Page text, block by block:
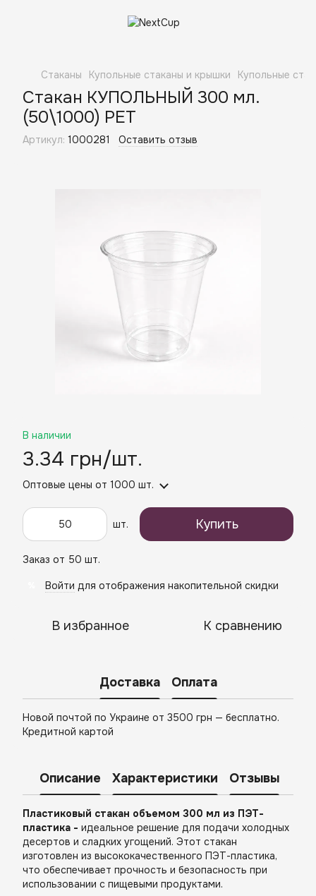
Стаканы Купольные стаканы и крышки Купольные
Стакан КУПОЛЬНЫЙ 300 мл.
(50\1000) PET
Артикул: 1000281 Оставить отзыв
В наличии
3.34 грн/шт.
Оптовые цены от 1000 шт.
шт. Купить
Заказ от 50 шт.
Войти для отображения накопительной скидки
В избранное К сравнению
Доставка Оплата
Новой почтой по Украине от 3500 грн — бесплатно.
Кредитной картой
Описание Характеристики Отзывы
Пластиковый стакан объемом 300 мл из ПЭТ-
пластика - идеальное решение для подачи холодных
десертов и сладких угощений. Этот стакан
изготовлен из высококачественного ПЭТ-пластика,
что обеспечивает прочность и безопасность при
использовании с пищевыми продуктами.